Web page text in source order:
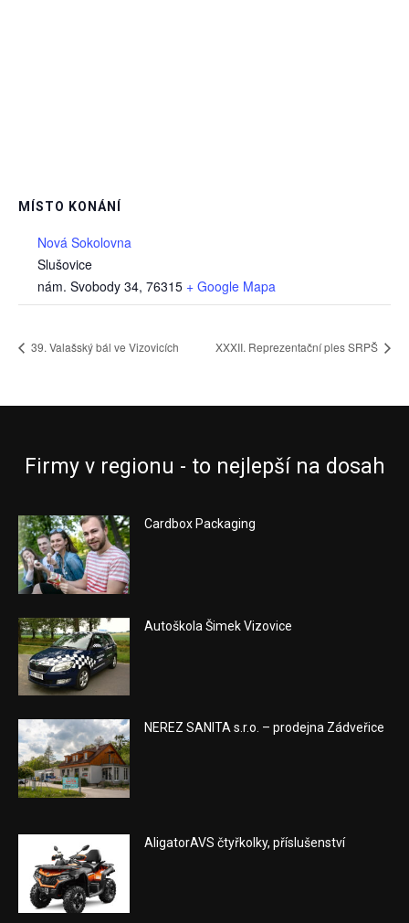
MÍSTO KONÁNÍ
Nová Sokolovna
Slušovice
nám. Svobody 34, 76315 + Google Mapa
39. Valašský bál ve Vizovicích XXXII. Reprezentační ples SRPŠ
Firmy v regionu - to nejlepší na dosah
Cardbox Packaging
Autoškola Šimek Vizovice
NEREZ SANITA s.r.o. – prodejna Zádveřice
AligatorAVS čtyřkolky, příslušenství